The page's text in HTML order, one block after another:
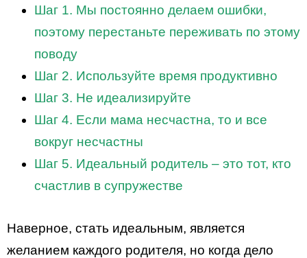
Шаг 1. Мы постоянно делаем ошибки,
поэтому перестаньте переживать по этому
поводу
Шаг 2. Используйте время продуктивно
Шаг 3. Не идеализируйте
Шаг 4. Если мама несчастна, то и все
вокруг несчастны
Шаг 5. Идеальный родитель – это тот, кто
счастлив в супружестве
Наверное, стать идеальным, является
желанием каждого родителя, но когда дело